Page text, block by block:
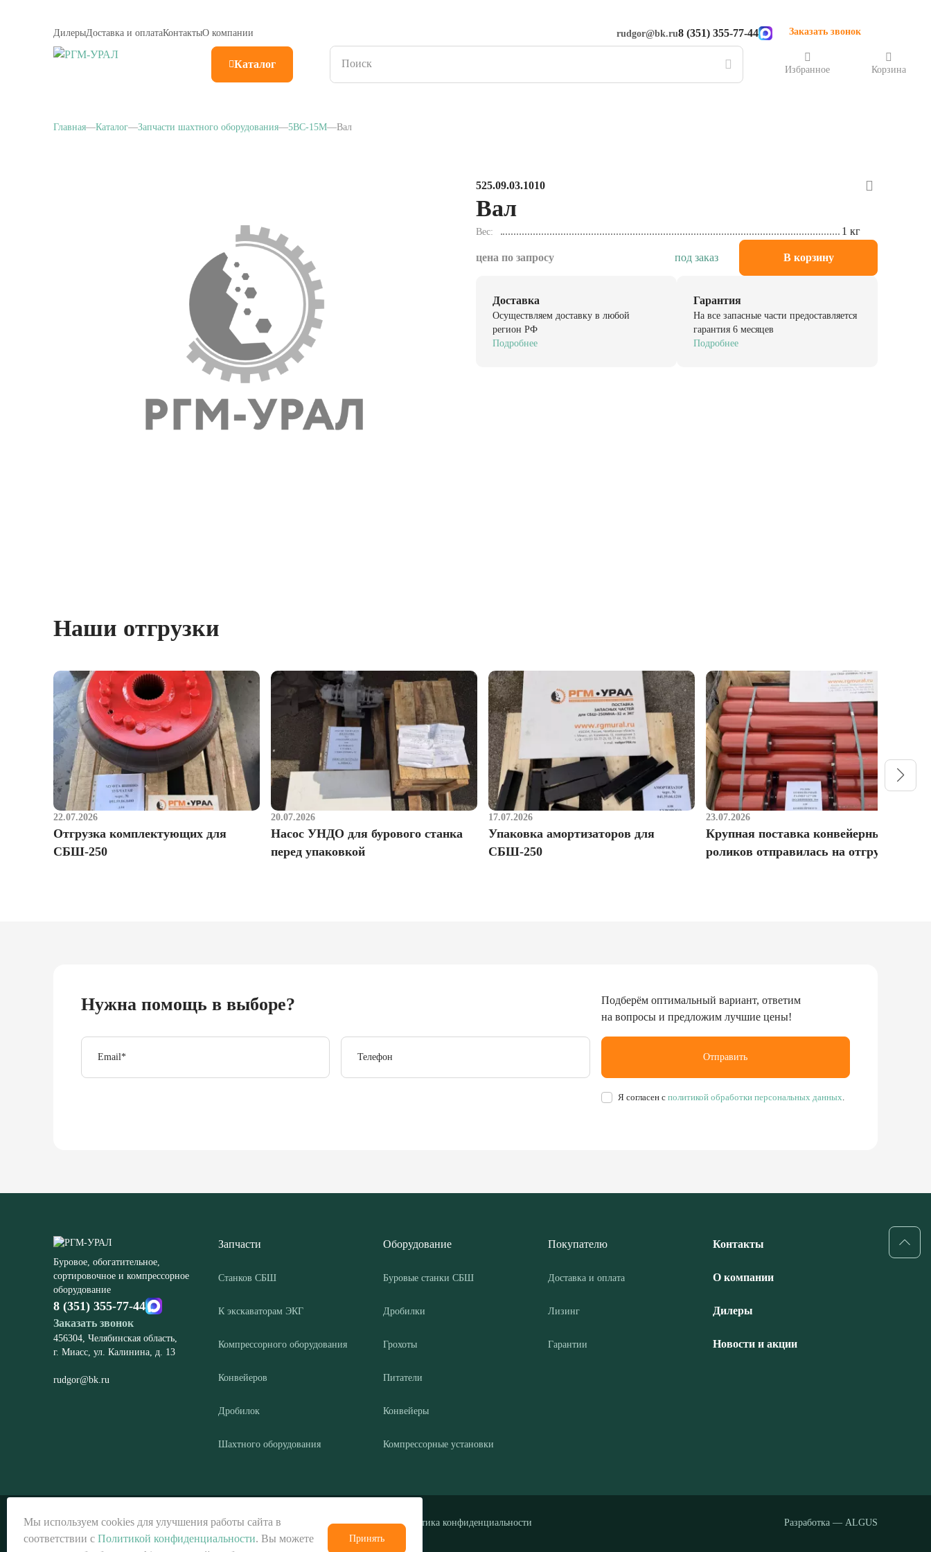
ДилерыДоставка и оплатаКонтактыО компании rudgor@bk.ru8 (351) 355-77-44 Заказать звонок
Каталог Избранное Корзина
Главная Каталог Запчасти шахтного оборудования 5BC-15M Вал
525.09.03.1010
Вал
Вес 1 кг
цена по запросу под заказ В корзину
Доставка
Осуществляем доставку в любой
регион РФ
Подробнее
Гарантия
На все запасные части предоставляется
гарантия 6 месяцев
Подробнее
Наши отгрузки
22.07.2026
Отгрузка комплектующих для
СБШ-250
20.07.2026
Насос УНДО для бурового станка
перед упаковкой
17.07.2026
Упаковка амортизаторов для
СБШ-250
23.07.2026
Крупная поставка конвейерных
роликов отправилась на отгрузку
Нужна помощь в выборе?
Email* Телефон
Я согласен сполитикой обработки персональных данных
Отправить
Подберём оптимальный вариант, ответим
на вопросы и предложим лучшие цены!
Буровое, обогатительное,
сортировочное и компрессорное
оборудование
8 (351) 355-77-44
Заказать звонок
456304, Челябинская область,
г. Миасс, ул. Калинина, д. 13
rudgor@bk.ru
Запчасти
Станков СБШ
К экскаваторам ЭКГ
Компрессорного оборудования
Конвейеров
Дробилок
Шахтного оборудования
Оборудование
Буровые станки СБШ
Дробилки
Грохоты
Питатели
Конвейеры
Компрессорные установки
Покупателю
Доставка и оплата
Лизинг
Гарантии
Контакты
О компании
Дилеры
Новости и акции
© ООО «РГМ-УРАЛ», 2026 Политика конфиденциальности Разработка — ALGUS
Мы используем cookies для улучшения работы сайта в
соответствии с Политикой конфиденциальности. Вы можете
Принять